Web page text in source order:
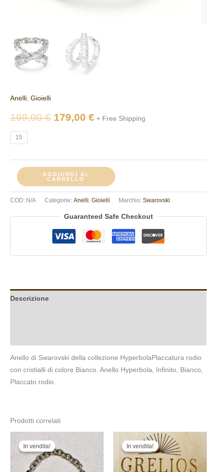
Anelli,Gioielli
199,00€ 179,00€ + Free Shipping
15
AGGIUNGI AL
CARRELLO
COD: N/A Categorie:Anelli ,Gioielli Marchio:Swarovski
Guaranteed Safe Checkout
Descrizione
Anello di Swarovski della collezione HyperbolaPlaccatura rodio
con cristialli di colore Bianco. Anello Hyperbola, Infinito, Bianco,
Placcato rodio.
Prodotti correlati
In vendita!
In vendita!
prezzo
originale
era:
98,00 €.
prezzo
attuale
è:
88,00 €.
In vendita!
In vendita!
Il
prezzo
originale
era:
1.253,00 €.
prezzo
attuale
è:
1.160,00 €.